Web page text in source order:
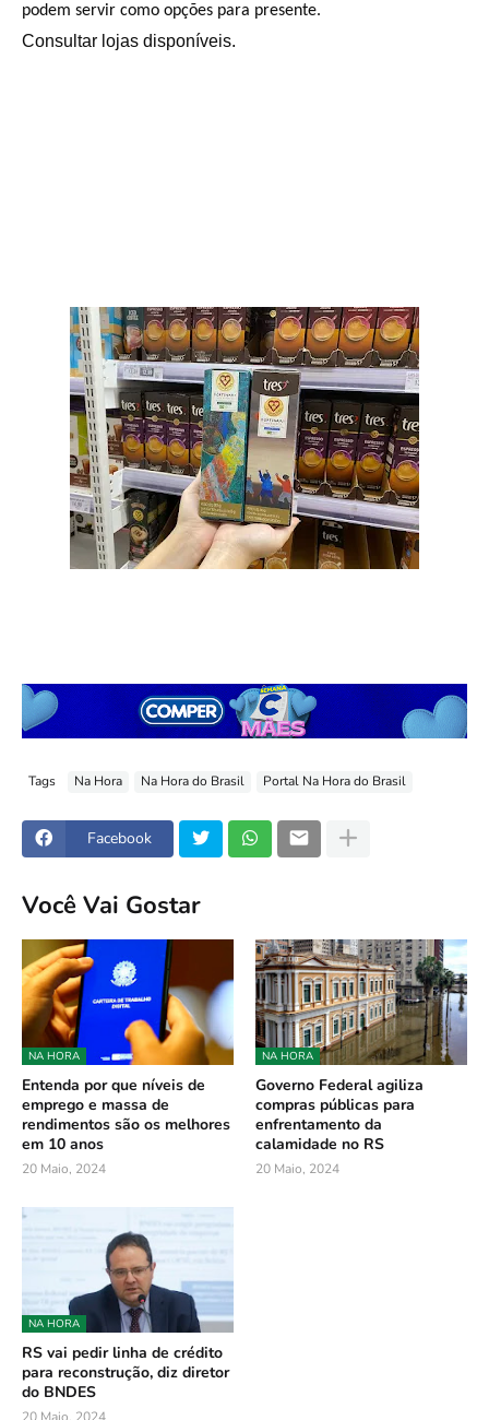
podem servir como opções para presente.
Consultar lojas disponíveis.
Tags Na Hora Na Hora do Brasil Portal Na Hora do Brasil
Facebook
Você Vai Gostar
NA HORA
Entenda por que níveis de
emprego e massa de
rendimentos são os melhores
em 10 anos
20 Maio, 2024
NA HORA
Governo Federal agiliza
compras públicas para
enfrentamento da
calamidade no RS
20 Maio, 2024
NA HORA
RS vai pedir linha de crédito
para reconstrução, diz diretor
do BNDES